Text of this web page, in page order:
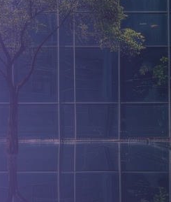
les entrepreneurs
qui
à un
clair, cohérent et